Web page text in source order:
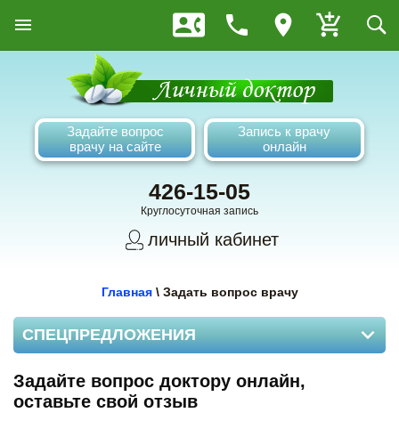
Задайте вопрос
врачу на сайте
Запись к врачу
онлайн
426-15-05
Круглосуточная запись
личный кабинет
Главная\ Задать вопрос врачу
СПЕЦПРЕДЛОЖЕНИЯ
Задайте вопрос доктору онлайн,
оставьте свой отзыв